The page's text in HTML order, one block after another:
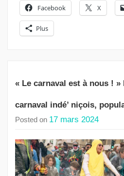
Facebook X
Plus
« Le carnaval est à nous !
carnaval indé’ niçois,
Posted on 17 mars 2024